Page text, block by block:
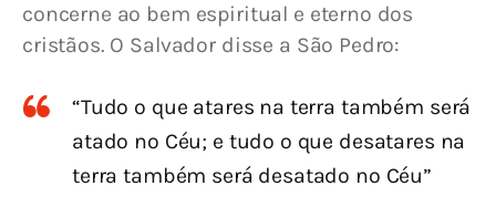
concerne ao bem espiritual e eterno dos
cristãos. O Salvador disse a São Pedro:
“Tudo o que atares na terra também será
atado no Céu; e tudo o que desatares na
terra também será desatado no Céu”